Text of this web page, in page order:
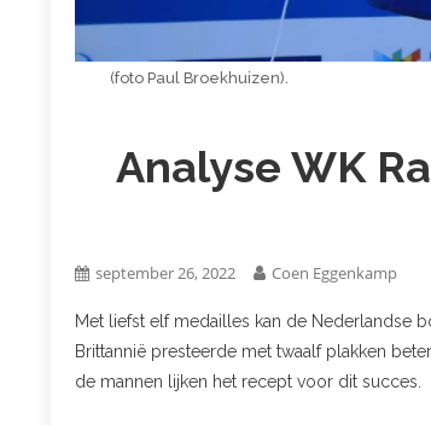
(foto Paul Broekhuizen).
Analyse WK
september 26, 2022 Coen Eggenkamp
Met liefst elf medailles kan de Nederlandse
Brittannië presteerde met twaalf plakken
de mannen lijken het recept voor dit succes.